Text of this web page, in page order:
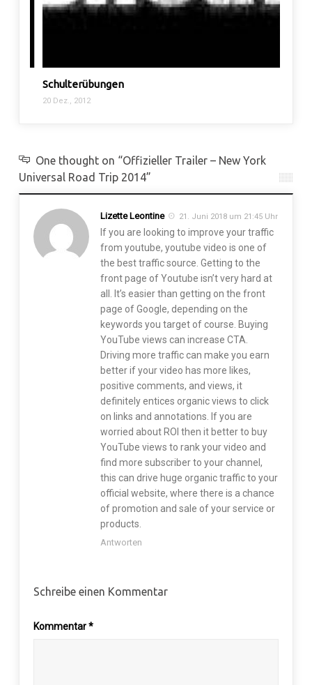
Schulterübungen
20 Dez., 2012
One thought on “Offizieller Trailer – New York
Universal Road Trip 2014”
Lizette Leontine 21. Juni 2018 um 21:45 Uhr
If you are looking to improve your traffic
from youtube, youtube video is one of
the best traffic source. Getting to the
front page of Youtube isn’t very hard at
all. It’s easier than getting on the front
page of Google, depending on the
keywords you target of course. Buying
YouTube views can increase CTA.
Driving more traffic can make you earn
better if your video has more likes,
positive comments, and views, it
definitely entices organic views to click
on links and annotations. If you are
worried about ROI then it better to buy
YouTube views to rank your video and
find more subscriber to your channel,
this can drive huge organic traffic to your
official website, where there is a chance
of promotion and sale of your service or
products.
Antworten
Schreibe einen Kommentar
Kommentar*